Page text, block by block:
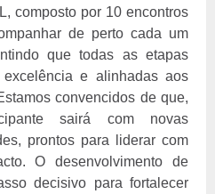
composto por 10 encontros
de perto cada um
que todas as etapas
e alinhadas aos
convencidos de que,
sairá com novas
prontos para liderar com
O desenvolvimento de
decisivo para fortalecer